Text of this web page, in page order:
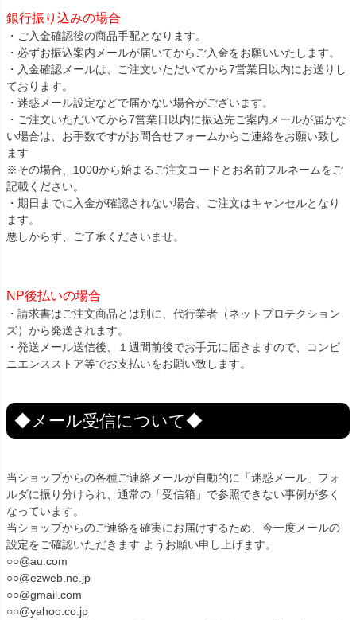
銀行振り込みの場合
・ご入金確認後の商品手配となります。
・必ずお振込案内メールが届いてからご入金をお願いいたします。
・入金確認メールは、ご注文いただいてから7営業日以内にお送りし
ております。
・迷惑メール設定などで届かない場合がございます。
・ご注文いただいてから7営業日以内に振込先ご案内メールが届かな
い場合は、お手数ですがお問合せフォームからご連絡をお願い致し
ます
※その場合、1000から始まるご注文コードとお名前フルネームをご
記載ください。
・期日までに入金が確認されない場合、ご注文はキャンセルとなり
ます。
悪しからず、ご了承くださいませ。
NP後払いの場合
・請求書はご注文商品とは別に、代行業者（ネットプロテクション
ズ）から発送されます。
・発送メール送信後、１週間前後でお手元に届きますので、コンビ
ニエンスストア等でお支払いをお願い致します。
◆メール受信について◆
当ショップからの各種ご連絡メールが自動的に「迷惑メール」フォ
ルダに振り分けられ、通常の「受信箱」で参照できない事例が多く
なっています。
当ショップからのご連絡を確実にお届けするため、今一度メールの
設定をご確認いただきます ようお願い申し上げます。
○○@au.com
○○@ezweb.ne.jp
○○@gmail.com
○○@yahoo.co.jp